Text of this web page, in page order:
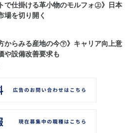
で仕掛ける革小物のモルフォ㊤》日本
場を切り開く
からみる産地の今㊦》キャリア向上意
設備改善要求も